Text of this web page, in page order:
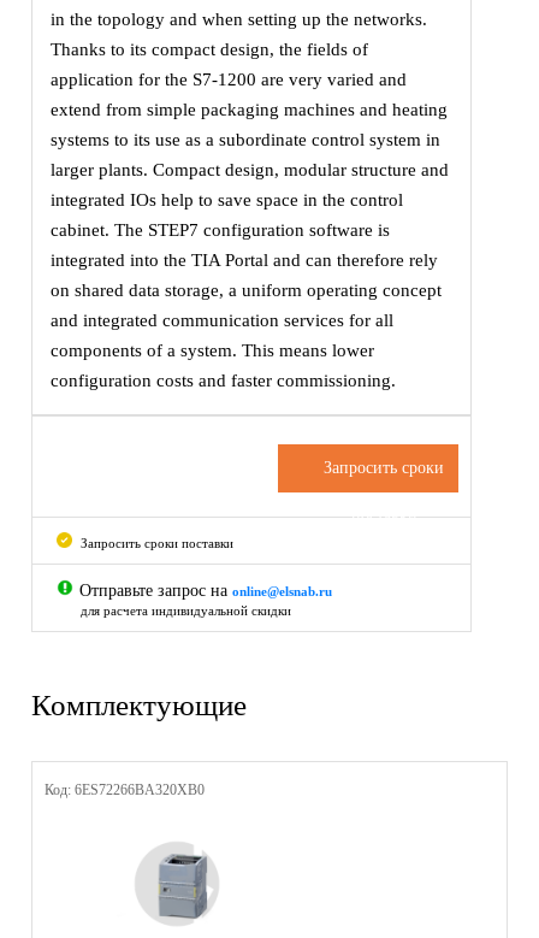
in the topology and when setting up the networks.
Thanks to its compact design, the fields of
application for the S7-1200 are very varied and
extend from simple packaging machines and heating
systems to its use as a subordinate control system in
larger plants. Compact design, modular structure and
integrated IOs help to save space in the control
cabinet. The STEP7 configuration software is
integrated into the TIA Portal and can therefore rely
on shared data storage, a uniform operating concept
and integrated communication services for all
components of a system. This means lower
configuration costs and faster commissioning.
Запросить сроки
поставки
Запросить сроки поставки
Отправьте запрос на online@elsnab.ru
для расчета индивидуальной скидки
Комплектующие
Код: 6ES72266BA320XB0